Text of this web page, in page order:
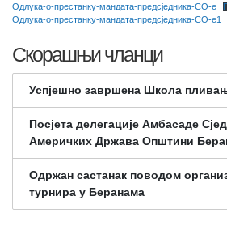
Одлука-о-престанку-мандата-предсједника-СО-е
Одлука-о-престанку-мандата-предсједника-СО-е1
Скорашњи чланци
Успјешно завршена Школа
Посјета делегације Амбасаде
Америчких Држава Општини
Одржан састанак поводом
турнира у Беранама